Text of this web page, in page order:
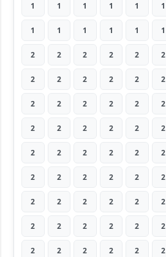
1 1 1 1 1 1
1 1 1 1 1 1
2 2 2 2 2 2
2 2 2 2 2 2
2 2 2 2 2 2
2 2 2 2 2 2
2 2 2 2 2 2
2 2 2 2 2 2
2 2 2 2 2 2
2 2 2 2 2 2
2 2 2 2 2 2